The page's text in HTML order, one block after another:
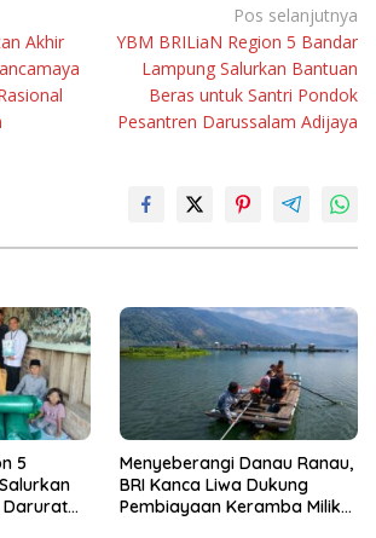
Akhir
Pos selanjutnya
YBM BRILiaN Region 5 Bandar
Lampung Salurkan Bantuan
Beras untuk Santri Pondok
Pesantren Darussalam Adijaya
5
Darurat
Menyeberangi Danau Ranau,
BRI Kanca Liwa Dukung
Pembiayaan Keramba Milik